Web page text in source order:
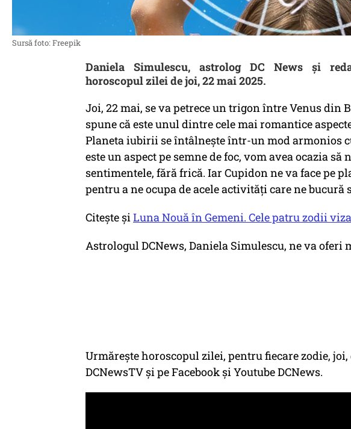
Sursă foto: Freepik
Daniela Simulescu, astrolog DC News și
horoscopul zilei de joi, 22 mai 2025.
Joi, 22 mai, se va petrece un trigon între Venus din
spune că este unul dintre cele mai romantice
Planeta iubirii se întâlnește într-un mod armonios
este un aspect pe semne de foc, vom avea ocazia să
sentimentele, fără frică. Iar Cupidon ne va face pe
pentru a ne ocupa de acele activități care ne bucură
Citește șiLuna Nouă în Gemeni. Cele patru zodii
Astrologul DCNews, Daniela Simulescu, ne va oferi
Urmărește horoscopul zilei, pentru fiecare zodie, joi,
DCNewsTV și pe Facebook și Youtube DCNews.